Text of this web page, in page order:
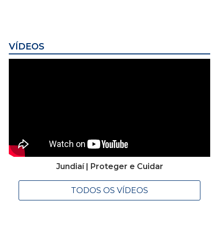
VÍDEOS
Jundiaí | Proteger e Cuidar
TODOS OS VÍDEOS